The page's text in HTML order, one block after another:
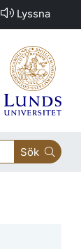
Lyssna
Sök